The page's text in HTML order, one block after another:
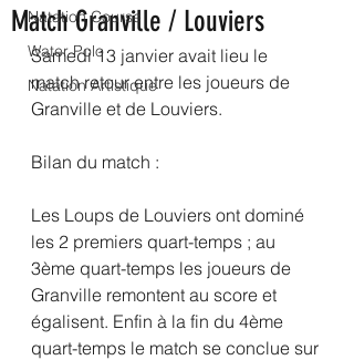
Natation Course
Water Polo
Natation Artistique
Match Granville / Louviers
Samedi 13 janvier avait lieu le
match retour entre les joueurs de
Granville et de Louviers.
Bilan du match :
Les Loups de Louviers ont dominé
les 2 premiers quart-temps ; au
3ème quart-temps les joueurs de
Granville remontent au score et
égalisent. Enfin à la fin du 4ème
quart-temps le match se conclue sur